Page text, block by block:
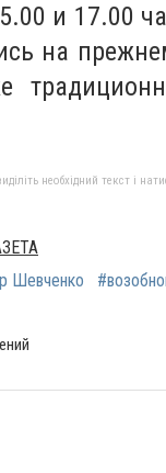
и 17.00
на
необхідний текст і
Шевченко